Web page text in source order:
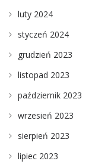
luty 2024
styczeń 2024
grudzień 2023
listopad 2023
październik 2023
wrzesień 2023
sierpień 2023
lipiec 2023